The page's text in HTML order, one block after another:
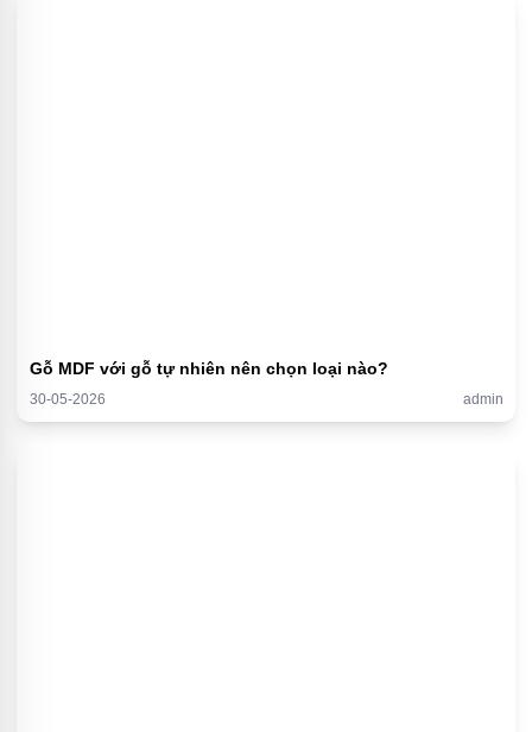
Gỗ MDF với gỗ tự nhiên nên chọn loại nào?
30-05-2026 admin